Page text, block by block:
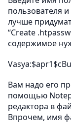
пользователя
лучше
“Create
содержимое
Вам надо его
помощью
редактора в
Впрочем, имя